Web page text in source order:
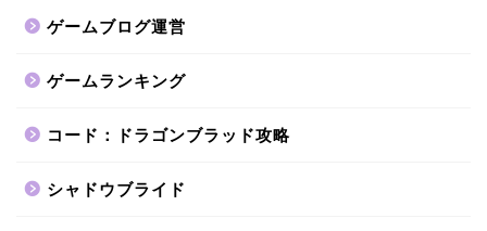
ゲームブログ運営
ゲームランキング
コード：ドラゴンブラッド攻略
シャドウブライド